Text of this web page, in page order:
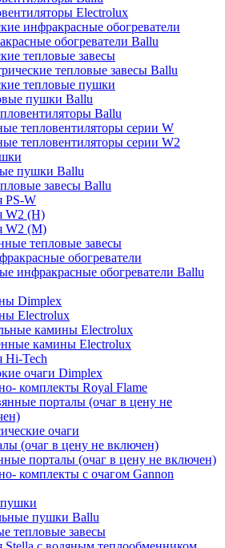
Electrolux
инфракрасные обогреватели
обогреватели Ballu
тепловые завесы
тепловые завесы Ballu
тепловые пушки
пушки Ballu
Ballu
тепловентиляторы серии W
тепловентиляторы серии W2
пушки Ballu
завесы Ballu
PS-W
W2 (H)
W2 (M)
тепловые завесы
обогреватели
инфракрасные обогреватели Ballu
Dimplex
Electrolux
камины Electrolux
камины Electrolux
Hi-Tech
очаги Dimplex
комплекты Royal Flame
порталы (очаг в цену не
очаги
(очаг в цену не включен)
порталы (очаг в цену не включен)
комплекты с очагом Gannon
пушки Ballu
тепловые завесы